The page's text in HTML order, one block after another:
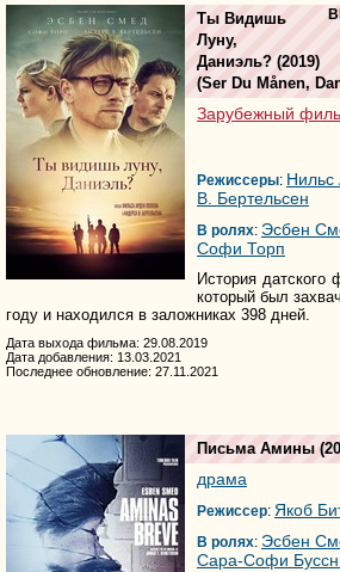
Ты Видишь
Луну,
Даниэль? (2019)
(Ser Du Månen,
Зарубежный
Режиссеры: Нильс
В. Бертельсен
В ролях: Эсбен
Софи Торп
История датского
который был
году и находился в заложниках 398 дней.
Дата выхода фильма: 29.08.2019
Дата добавления: 13.03.2021
Последнее обновление: 27.11.2021
Письма Амины
драма
Режиссер: Якоб
В ролях: Эсбен
Сара-Софи